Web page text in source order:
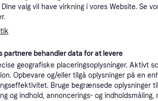
Makita DTD152Z Skruemaskine 18V Batteri og lader ikke inkluderet --> På lager, levering hos dig 08-08-2026 39 kr.
Dine valg vil have virkning i vores Website. Se
partnere behandler data for at levere
geografiske placeringsoplysninger. Aktivt
Opbevare og/eller tilgå oplysninger på en
Bruge begrænsede oplysninger
og indhold, annoncerings- og indholdsmåling,